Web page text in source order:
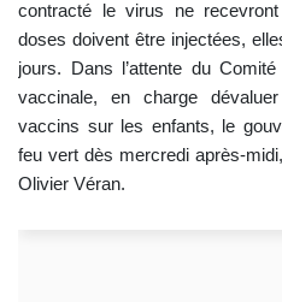
contracté le virus ne
doses doivent être injectées,
jours. Dans l’attente du
vaccinale, en charge
vaccins sur les enfants, le
feu vert dès mercredi après-
Olivier Véran.